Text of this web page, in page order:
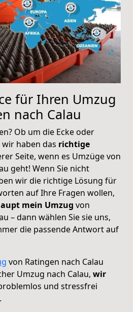
für Ihren Umzug
nach Calau
Ob um die Ecke oder
haben das richtige
Seite, wenn es Umzüge von
geht! Wenn Sie nicht
wir die richtige Lösung für
auf Ihre Fragen wollen,
mein Umzug von
– dann wählen Sie sie uns,
die passende Antwort auf
von Ratingen nach Calau
Umzug nach Calau, wir
und stressfrei